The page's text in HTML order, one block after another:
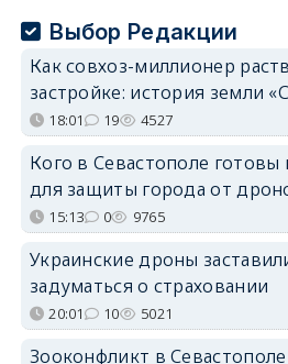
Выбор Редакции
Как совхоз-миллионер
застройке: история земли
18:01 19 4527
Кого в Севастополе готовы
для защиты города от
15:13 0 9765
Украинские дроны
задуматься о страховании
20:01 10 5021
Зооконфликт в